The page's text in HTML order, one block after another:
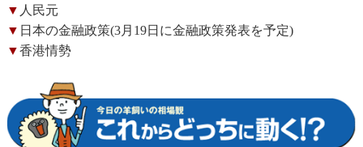
▼ 人民元
▼ 日本の金融政策(3月19日に金融政策発表を予定)
▼香港情勢